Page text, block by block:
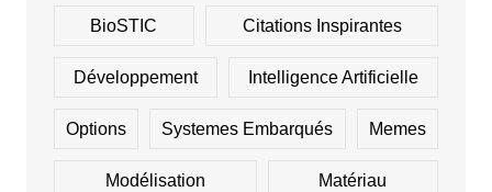
BioSTIC Citations Inspirantes
Développement Intelligence Artificielle
Options Systemes Embarqués Memes
Modélisation Matériau